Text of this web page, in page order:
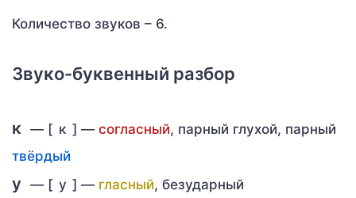
Количество звуков – 6.
Звуко-буквенный разбор
к — [ к ] — согласный, парный глухой, парный
твёрдый
у — [ у ] — гласный, безударный